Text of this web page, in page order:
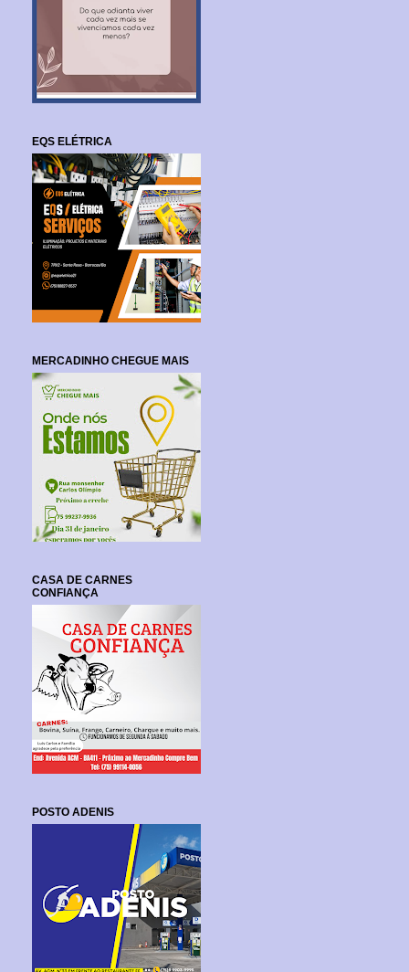
EQS ELÉTRICA
MERCADINHO CHEGUE MAIS
CASA DE CARNES
CONFIANÇA
POSTO ADENIS